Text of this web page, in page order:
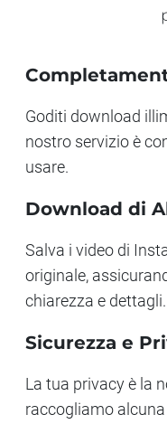
Goditi download
nostro servizio è
usare.
Download di
Salva i video di
originale,
chiarezza e dettagli.
Sicurezza e
La tua privacy è la
raccogliamo